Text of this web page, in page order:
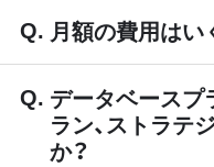
月額の費用はい
データベースプ
ラン、ストラテ
か？